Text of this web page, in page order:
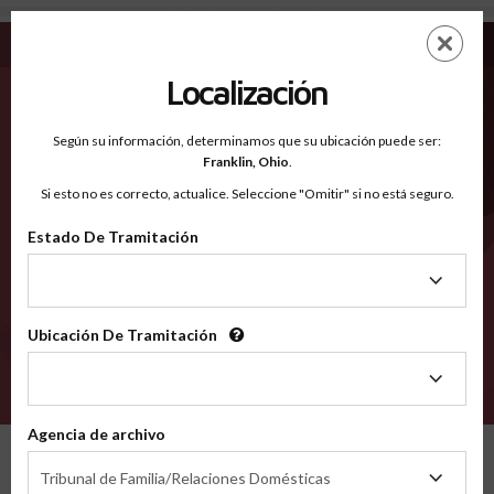
Nez Perce ID - Condados Reconocidos
EN
Condados Reconocidos
2600
Localización
Según su información, determinamos que su ubicación puede ser:
Franklin, Ohio.
Si esto no es correcto, actualice. Seleccione "Omitir" si no está seguro.
Estado De Tramitación
Tramitación
Ubicación De Tramitación
Tramitación
Agencia de archivo
Tribunal de Familia/Relaciones Domésticas
de